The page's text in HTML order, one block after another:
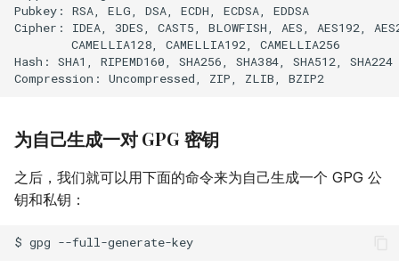
Pubkey:
RSA, ELG, DSA, ECDH, ECDSA,
EDDSA
Cipher:
IDEA, 3DES, CAST5, BLOWFISH, AES, AES192,
CAMELLIA128,
CAMELLIA192,
CAMELLIA256
Hash:
SHA1, RIPEMD160, SHA256, SHA384, SHA512,
SHA224
Compression:
Uncompressed, ZIP, ZLIB,
为自己生成一对 GPG 密钥
之后，我们就可以用下面的命令来为自己生成一个 GPG 公
钥和私钥：
$ gpg